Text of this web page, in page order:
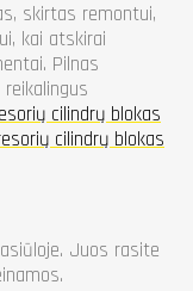
skirtas remontui,
kai atskirai
Pilnas
cilindrų blokas
cilindrų blokas
Juos rasite